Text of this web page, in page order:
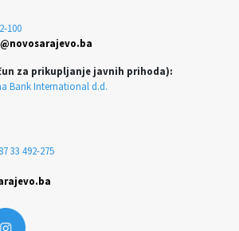
100
za prikupljanje javnih prihoda):
Bank International d.d.
33 492-275